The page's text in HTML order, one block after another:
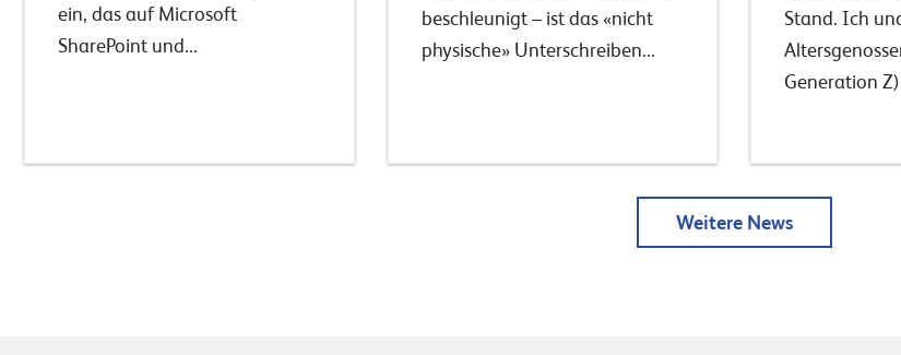
ein, das auf Microsoft
SharePoint und...
beschleunigt – ist das «nicht
physische» Unterschreiben...
Stand. Ich
Generation
Weitere News